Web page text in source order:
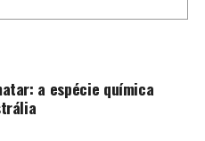
a espécie química